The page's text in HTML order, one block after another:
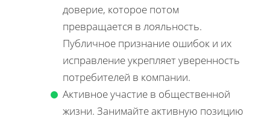
доверие, которое потом
превращается в лояльность.
Публичное признание ошибок и их
исправление укрепляет уверенность
потребителей в компании.
Активное участие в общественной
жизни. Занимайте активную позицию